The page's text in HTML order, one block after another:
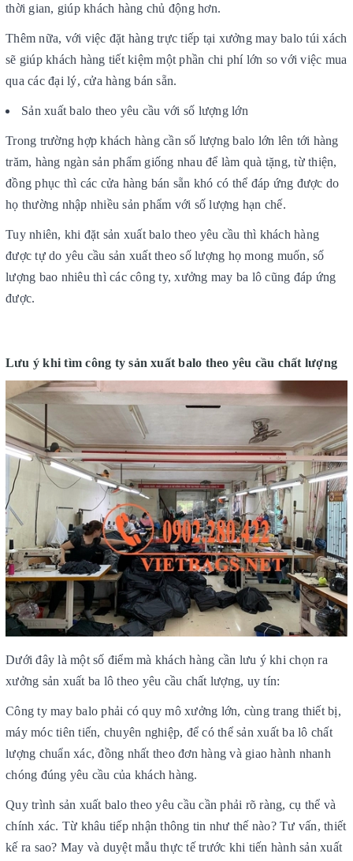
thời gian, giúp khách hàng chủ động hơn.
Thêm nữa, với việc đặt hàng trực tiếp tại xưởng may balo túi xách
sẽ giúp khách hàng tiết kiệm một phần chi phí lớn so với việc mua
qua các đại lý, cửa hàng bán sẵn.
Sản xuất balo theo yêu cầu với số lượng lớn
Trong trường hợp khách hàng cần số lượng balo lớn lên tới hàng
trăm, hàng ngàn sản phẩm giống nhau để làm quà tặng, từ thiện,
đồng phục thì các cửa hàng bán sẵn khó có thể đáp ứng được do
họ thường nhập nhiều sản phẩm với số lượng hạn chế.
Tuy nhiên, khi đặt sản xuất balo theo yêu cầu thì khách hàng
được tự do yêu cầu sản xuất theo số lượng họ mong muốn, số
lượng bao nhiêu thì các công ty, xưởng may ba lô cũng đáp ứng
được.
Lưu ý khi tìm công ty sản xuất balo theo yêu cầu chất lượng
Dưới đây là một số điểm mà khách hàng cần lưu ý khi chọn ra
xưởng sản xuất ba lô theo yêu cầu chất lượng, uy tín:
Công ty may balo phải có quy mô xưởng lớn, cùng trang thiết bị,
máy móc tiên tiến, chuyên nghiệp, để có thể sản xuất ba lô chất
lượng chuẩn xác, đồng nhất theo đơn hàng và giao hành nhanh
chóng đúng yêu cầu của khách hàng.
Quy trình sản xuất balo theo yêu cầu cần phải rõ ràng, cụ thể và
chính xác. Từ khâu tiếp nhận thông tin như thế nào? Tư vấn, thiết
kế ra sao? May và duyệt mẫu thực tế trước khi tiến hành sản xuất